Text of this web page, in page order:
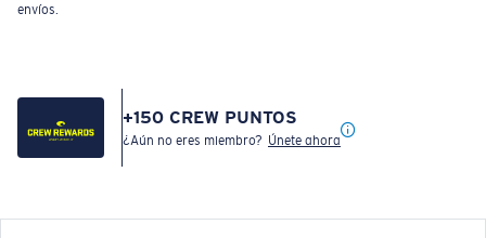
envíos.
+150 CREW PUNTOS
¿Aún no eres miembro? Únete ahora